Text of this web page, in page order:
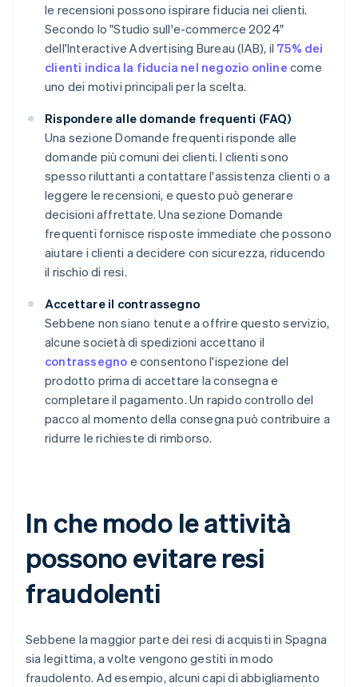
le recensioni possono ispirare fiducia nei clienti.
Secondo lo "Studio sull'e-commerce 2024"
dell'Interactive Advertising Bureau (IAB), il 75% dei
clienti indica la fiducia nel negozio online come
uno dei motivi principali per la scelta.
Rispondere alle domande frequenti (FAQ)
Una sezione Domande frequenti risponde alle
domande più comuni dei clienti. I clienti sono
spesso riluttanti a contattare l'assistenza clienti o a
leggere le recensioni, e questo può generare
decisioni affrettate. Una sezione Domande
frequenti fornisce risposte immediate che possono
aiutare i clienti a decidere con sicurezza, riducendo
il rischio di resi.
Accettare il contrassegno
Sebbene non siano tenute a offrire questo servizio,
alcune società di spedizioni accettano il
contrassegno e consentono l'ispezione del
prodotto prima di accettare la consegna e
completare il pagamento. Un rapido controllo del
pacco al momento della consegna può contribuire a
ridurre le richieste di rimborso.
In che modo le attività
possono evitare resi
fraudolenti
Sebbene la maggior parte dei resi di acquisti in Spagna
sia legittima, a volte vengono gestiti in modo
fraudolento. Ad esempio, alcuni capi di abbigliamento